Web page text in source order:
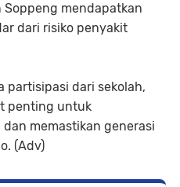
mendapatkan
dari risiko penyakit
partisipasi dari sekolah,
penting untuk
memastikan generasi
(Adv)